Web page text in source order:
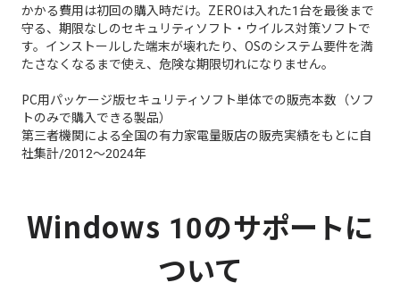
かかる費用は初回の購入時だけ。ZEROは入れた1台を最後まで
守る、期限なしのセキュリティソフト・ウイルス対策ソフトで
す。インストールした端末が壊れたり、OSのシステム要件を満
たさなくなるまで使え、危険な期限切れになりません。
PC用パッケージ版セキュリティソフト単体での販売本数（ソフ
トのみで購入できる製品）
第三者機関による全国の有力家電量販店の販売実績をもとに自
社集計/2012～2024年
Windows 10のサポートに
ついて